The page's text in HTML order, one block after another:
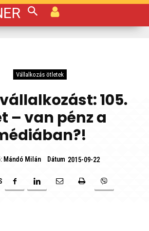
Vállalkozás ötletek
105.
– van pénz a
Mándó Milán Dátum 2015-09-22